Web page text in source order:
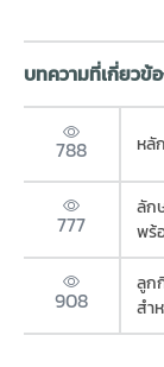
บทความที่เกี่ยวข้
788 หลั
777
ลัก
พร้
908
ลูก
สำ